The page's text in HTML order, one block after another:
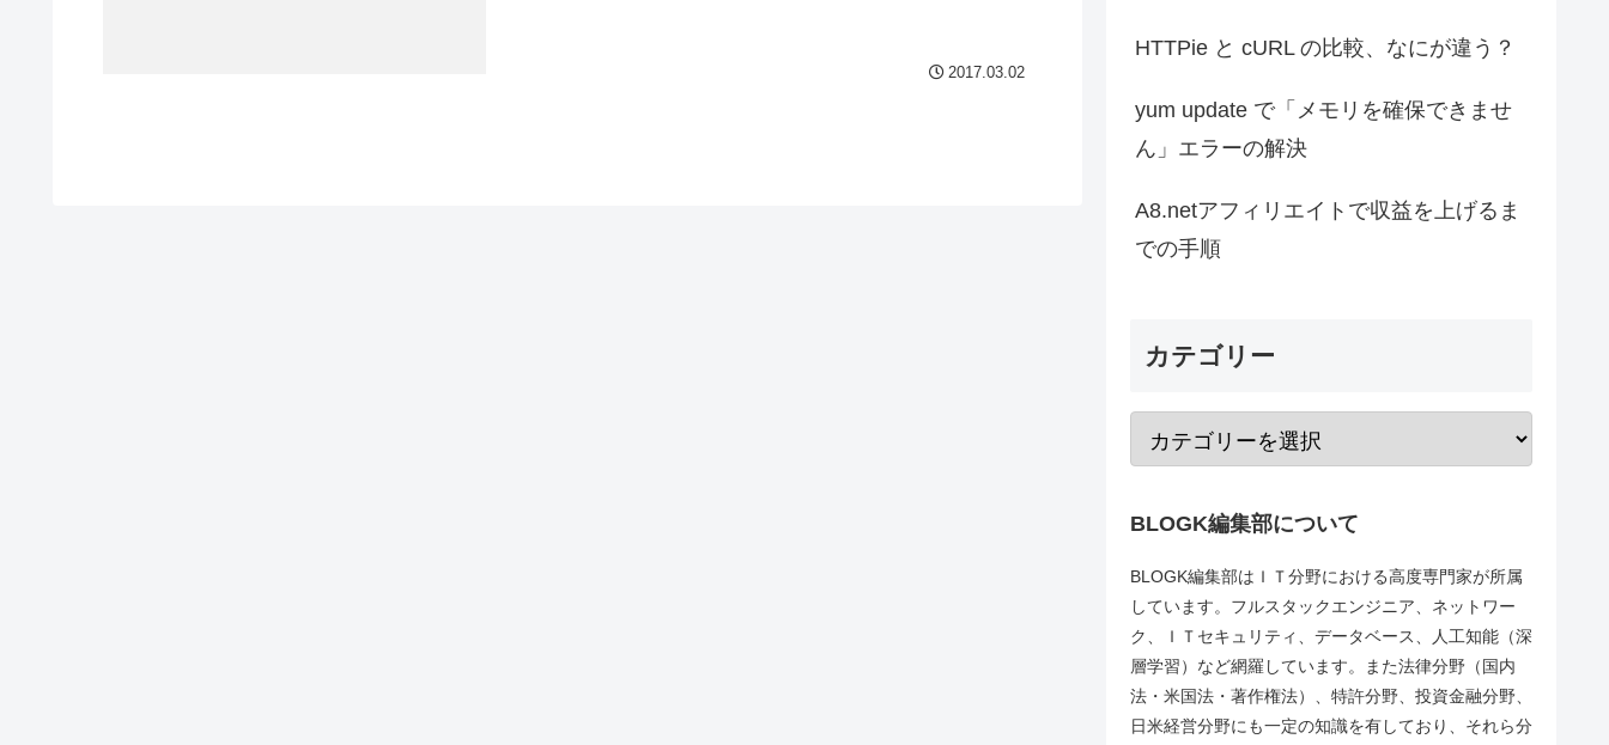
2017.03.02
HTTPie と cURL の比較、なにが違う？
yum update で「メモリを確保できませ
ん」エラーの解決
A8.netアフィリエイトで収益を上げるま
での手順
カテゴリー
BLOGK編集部について
BLOGK編集部はＩＴ分野における高度専門家が所属
しています。フルスタックエンジニア、ネットワー
ク、ＩＴセキュリティ、データベース、人工知能（深
層学習）など網羅しています。また法律分野（国内
法・米国法・著作権法）、特許分野、投資金融分野、
日米経営分野にも一定の知識を有しており、それら分